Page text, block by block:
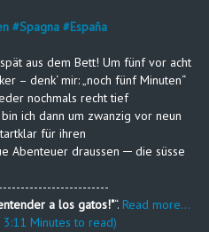
#Spagna #España
aus dem Bett! Um fünf vor acht
– denk‘ mir: „noch fünf Minuten“
nochmals recht tief
ich dann um zwanzig vor neun
für ihren
Abenteuer draussen ─ die süsse
a los gatos!". Read more...
Minutes to read)